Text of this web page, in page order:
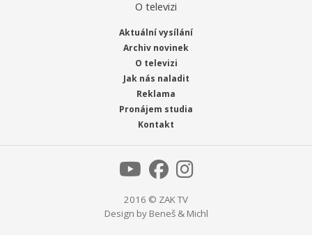
O televizi
Aktuální vysílání
Archiv novinek
O televizi
Jak nás naladit
Reklama
Pronájem studia
Kontakt
2016 © ZAK TV
Design by Beneš & Michl